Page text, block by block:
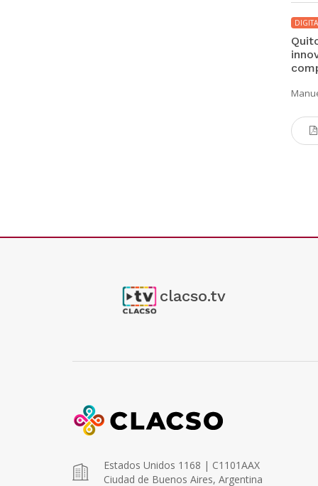
clacso.tv
Estados Unidos 1168 | C1101AAX
Ciudad de Buenos Aires, Argentina